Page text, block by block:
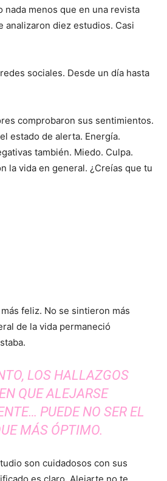
nada menos que en una revista
analizaron diez estudios. Casi
sociales. Desde un día hasta
comprobaron sus sentimientos.
estado de alerta. Energía.
también. Miedo. Culpa.
la vida en general. ¿Creías que tu
feliz. No se sintieron más
de la vida permaneció
LOS HALLAZGOS
QUE ALEJARSE
PUEDE NO SER EL
MÁS ÓPTIMO.
son cuidadosos con sus